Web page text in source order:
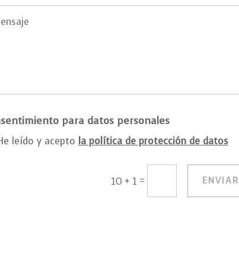
para datos personales
leído y acepto la política de protección de datos
10 + 1 = ENVIAR